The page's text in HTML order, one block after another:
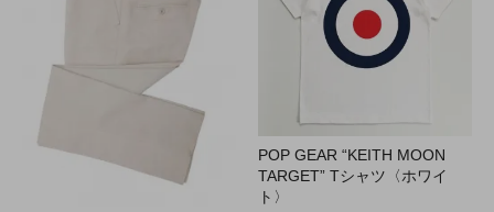
POP GEAR “KEITH MOON
TARGET” Tシャツ〈ホワイ
ト〉